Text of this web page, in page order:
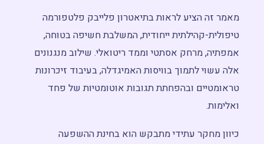
מאמר זה הציע לראות בתיאטרון פלייבק פלטפורמה
טיפולית-קהילתית ייחודית, המשלבת חשיפה בטוחה,
אמפתיה, מרחק אסתטי וממד ריטואלי. שילוב מנגנונים
אלה עשוי לתמוך בוויסות האמיגדלה, בעיבוד זיכרונות
טראומטיים ובהפחתת תגובות אוטומטיות של פחד
ואלימות.
כיוון מחקר עתידי מתבקש הוא בחינת ההשפעה